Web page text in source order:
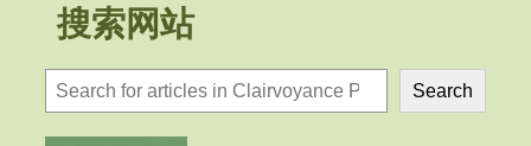
搜索网站
検
索
Search